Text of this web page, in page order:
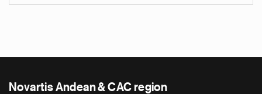
Novartis Andean & CAC region